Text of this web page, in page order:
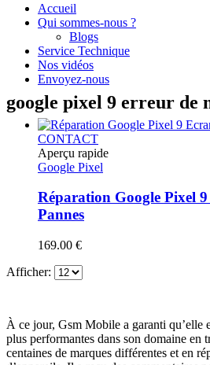
Accueil
Qui sommes-nous ?
Blogs
Service Technique
Nos vidéos
Envoyez-nous
google pixel 9 erreur de
CONTACT
Aperçu rapide
Google Pixel
Réparation Google Pixel 9
Pannes
169.00 €
Afficher:
À ce jour, Gsm Mobile a garanti qu’elle
plus performantes dans son domaine en
centaines de marques différentes et en